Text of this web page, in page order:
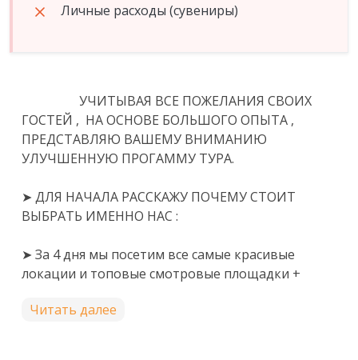
Личные расходы (сувениры)
ГОСТЕЙ ,  НА ОСНОВЕ БОЛЬШОГО ОПЫТА ,
ПРЕДСТАВЛЯЮ ВАШЕМУ ВНИМАНИЮ
УЛУЧШЕННУЮ ПРОГАММУ ТУРА.
➤ ДЛЯ НАЧАЛА РАССКАЖУ ПОЧЕМУ СТОИТ
ВЫБРАТЬ ИМЕННО НАС :
➤ За 4 дня мы посетим все самые красивые
локации и топовые смотровые площадки +
➤ Проживание в БАРН ХАУСАХ – это
Читать далее